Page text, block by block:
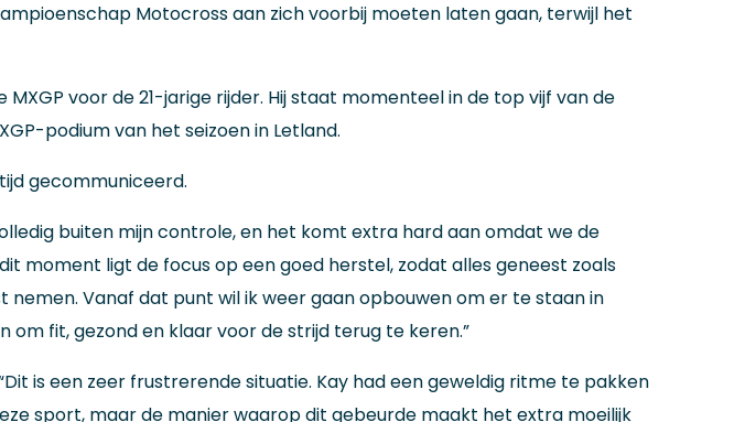
Motocross aan zich voorbij moeten laten gaan, terwijl het
voor de 21-jarige rijder. Hij staat momenteel in de top vijf van de
podium van het seizoen in Letland.
gecommuniceerd.
buiten mijn controle, en het komt extra hard aan omdat we de
moment ligt de focus op een goed herstel, zodat alles geneest zoals
Vanaf dat punt wil ik weer gaan opbouwen om er te staan in
om fit, gezond en klaar voor de strijd terug te keren.”
is een zeer frustrerende situatie. Kay had een geweldig ritme te pakken
sport, maar de manier waarop dit gebeurde maakt het extra moeilijk